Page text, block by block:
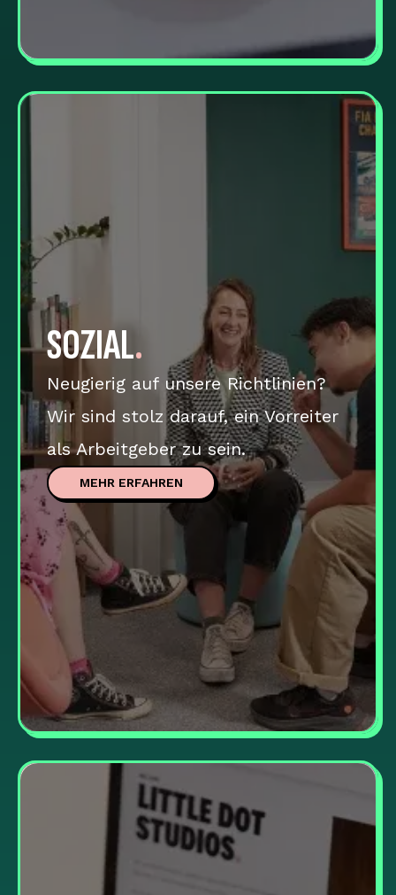
SOZIAL.
Neugierig auf unsere Richtlinien?
Wir sind stolz darauf, ein Vorreiter
als Arbeitgeber zu sein.
MEHR ERFAHREN